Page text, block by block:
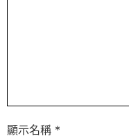
顯示名稱 *